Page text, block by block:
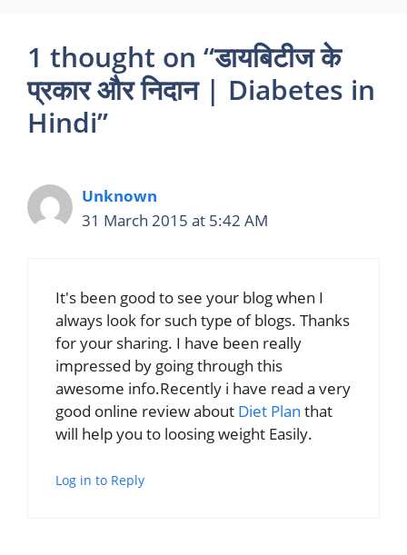
1 thought on “डायबिटीज के
प्रकार और निदान | Diabetes in
Hindi”
Unknown
31 March 2015 at 5:42 AM
It's been good to see your blog when I
always look for such type of blogs. Thanks
for your sharing. I have been really
impressed by going through this
awesome info.Recently i have read a very
good online review about Diet Plan that
will help you to loosing weight Easily.
Log in to Reply